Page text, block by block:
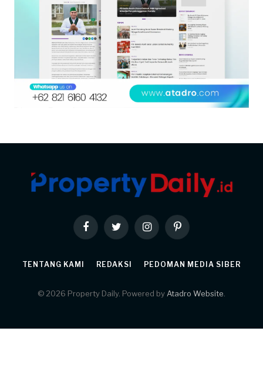
FacebookTwitter InstagramPinterest
TENTANG KAMI REDAKSI PEDOMAN MEDIA SIBER
© 2026 Property Daily. Powered by Atadro Website